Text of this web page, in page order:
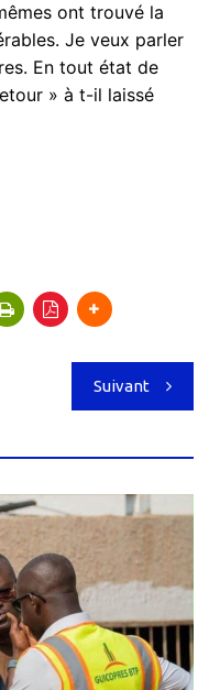
ont trouvé la
Je veux parler
En tout état de
» à t-il laissé
Suivant